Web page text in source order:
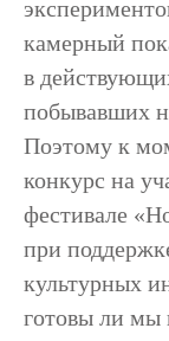
камерный
в
побывавших
Поэтому к
конкурс на
фестивале
при
культурных
готовы ли мы